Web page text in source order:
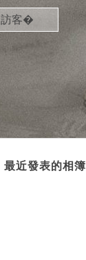
訪客�
最近發表的相簿